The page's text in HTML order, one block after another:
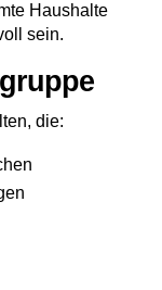
Haushalte
sein.
die: